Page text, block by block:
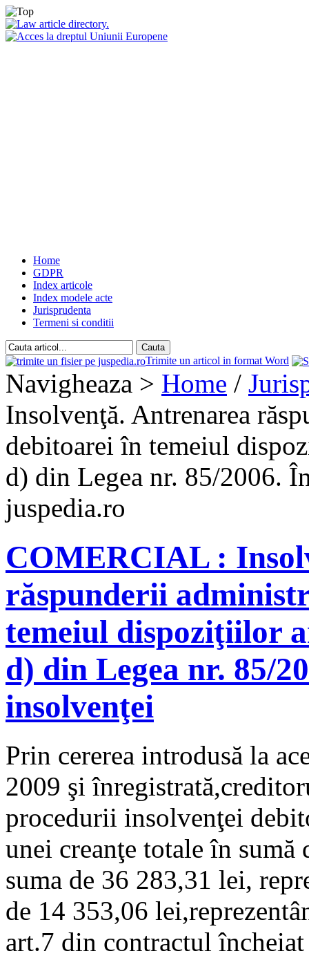
Home
GDPR
Index articole
Index modele acte
Jurisprudenta
Termeni si conditii
Trimite un articol in format Word
Navigheaza > Home /
Insolvenţă. Antrenarea
debitoarei în temeiul
d) din Legea nr. 85/2006.
juspedia.ro
COMERCIAL :
răspunderii
temeiul dispoziţiilor
d) din Legea nr. 85/
insolvenţei
Prin cererea introdusă la
2009 şi
procedurii insolvenţei
unei creanţe totale în
suma de 36 283,31 lei,
de 14 353,06
art.7 din contractul